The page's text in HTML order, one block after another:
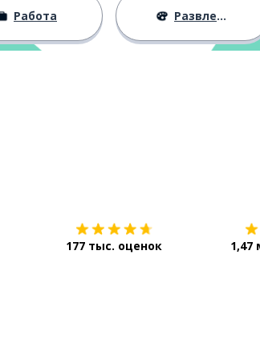
Работа Развлечения
177 тыс. оценок 1,47